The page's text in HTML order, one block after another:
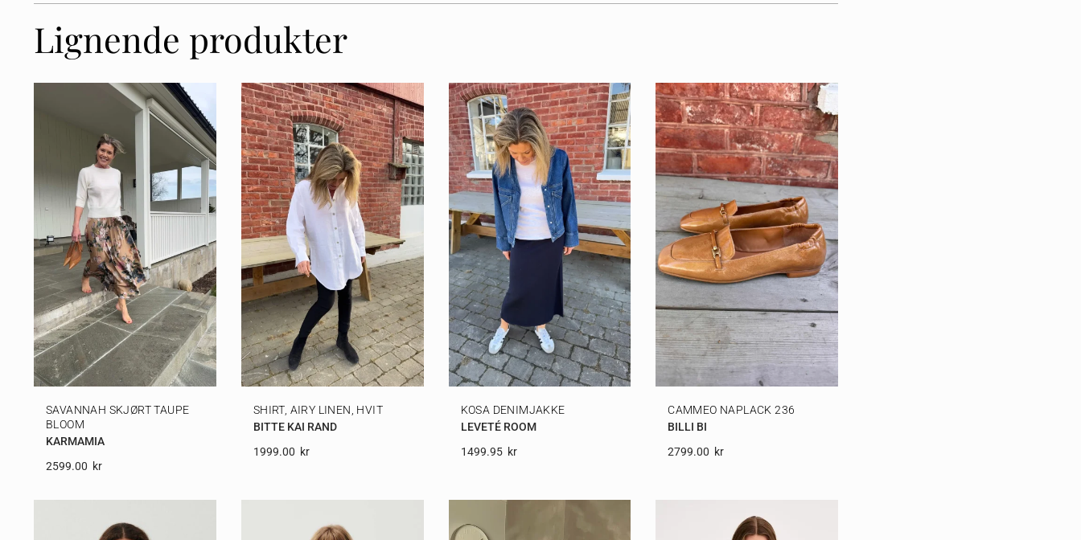
Lignende produkter
SAVANNAH SKJØRT TAUPE
BLOOM
KARMAMIA
2599.00 Kr
SHIRT, AIRY LINEN, HVIT
BITTE KAI RAND
1999.00 Kr
KOSA DENIMJAKKE
LEVETÉ ROOM
1499.95 Kr
CAMMEO NAPLACK 236
BILLI BI
2799.00 Kr